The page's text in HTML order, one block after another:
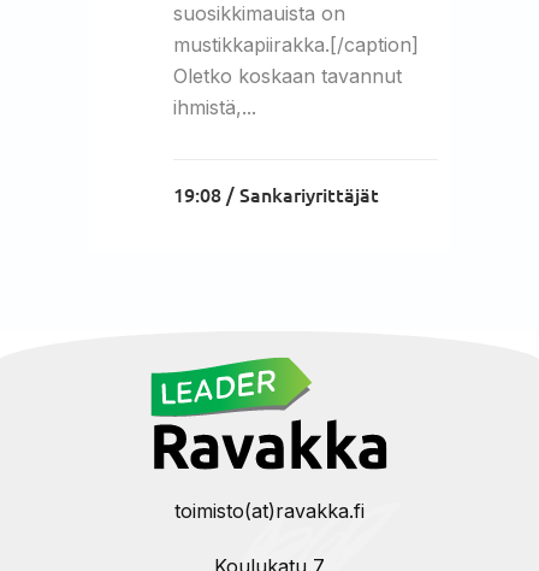
suosikkimauista on
mustikkapiirakka.[/caption]
Oletko koskaan tavannut
ihmistä,...
19:08 /Sankariyrittäjät
toimisto(at)ravakka.fi